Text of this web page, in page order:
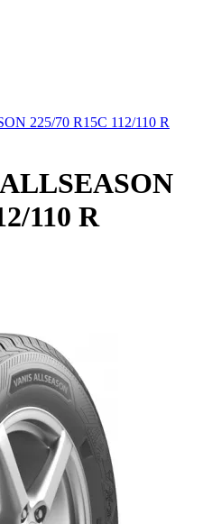
225/70 R15C 112/110 R
110 R